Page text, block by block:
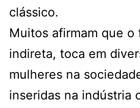
clássico.
Muitos afirmam que o
indireta, toca em
mulheres na
inseridas na indústria